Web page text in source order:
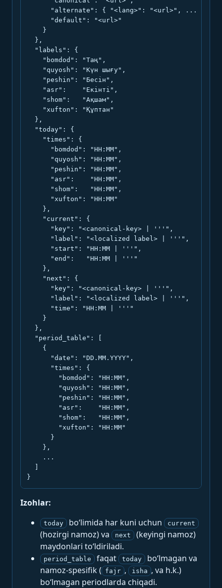
      "alternate": { "<lang>": "<url>", ... },
      "default": "<url>"
    }
  },
  "labels": {
    "bomdod": "Таң",
    "quyosh": "Күн шығу",
    "peshin": "Бесін",
    "asr":    "Екінті",
    "shom":   "Ақшам",
    "xufton": "Құптан"
  },
  "today": {
    "times": {
      "bomdod": "HH:MM",
      "quyosh": "HH:MM",
      "peshin": "HH:MM",
      "asr":    "HH:MM",
      "shom":   "HH:MM",
      "xufton": "HH:MM"
    },
    "current": {
      "key": "<canonical-key> | '''",
      "label": "<localized label> | '''",
      "start": "HH:MM | '''",
      "end":   "HH:MM | '''"
    },
    "next": {
      "key": "<canonical-key> | '''",
      "label": "<localized label> | '''",
      "time": "HH:MM | '''"
    }
  },
  "period_table": [
    {
      "date": "DD.MM.YYYY",
      "times": {
        "bomdod": "HH:MM",
        "quyosh": "HH:MM",
        "peshin": "HH:MM",
        "asr":    "HH:MM",
        "shom":   "HH:MM",
        "xufton": "HH:MM"
      }
    },
    ...
}
Izohlar:
today bo‘limida har kuni uchun current
(hozirgi namoz) va next
(keyingi namoz)
maydonlari to‘ldiriladi.
period_table faqat today
bo‘lmagan va
namoz-spesifik ( fajr , isha , va h.k.)
bo‘lmagan periodlarda chiqadi.